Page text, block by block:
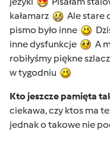
kałamarz
Ale stare
pismo było inne
inne dysfunkcje
A
robiłyśmy piękne
w tygodniu
Kto jeszcze pamięta
ciekawa, czy ktos ma
jednak o takowe nie